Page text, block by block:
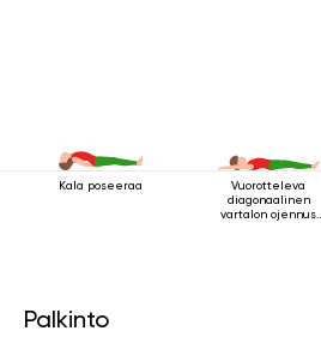
Kala poseeraa
Vuorotteleva
diagonaalinen
vartalon ojennus
Palkinto